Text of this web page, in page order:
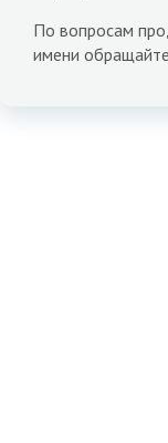
По вопросам
имени